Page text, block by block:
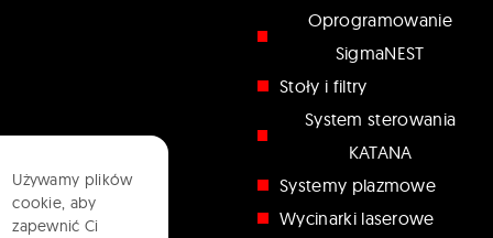
Oprogramowanie
SigmaNEST
Stoły i filtry
System sterowania
KATANA
Systemy plazmowe
Wycinarki laserowe
Używamy plików
cookie, aby
zapewnić Ci